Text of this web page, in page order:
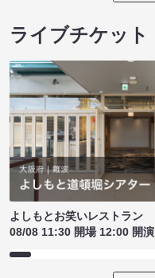
ライブチケット
よしもとお笑いレストラン
08/08 11:30 開場 12:00 開演